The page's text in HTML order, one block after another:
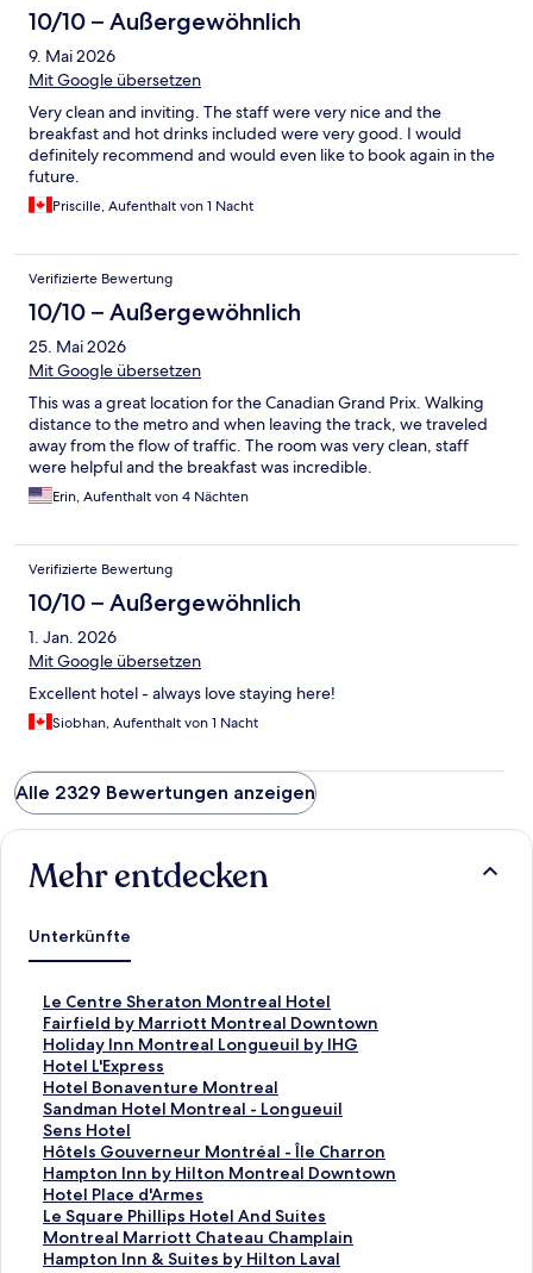
10/10 – Außergewöhnlich
9. Mai 2026
Mit Google übersetzen
Very clean and inviting. The staff were very nice and the
breakfast and hot drinks included were very good. I would
definitely recommend and would even like to book again in the
future.
Priscille, Aufenthalt von 1 Nacht
Verifizierte Bewertung
10/10 – Außergewöhnlich
25. Mai 2026
Mit Google übersetzen
This was a great location for the Canadian Grand Prix. Walking
distance to the metro and when leaving the track, we traveled
away from the flow of traffic. The room was very clean, staff
were helpful and the breakfast was incredible.
Erin, Aufenthalt von 4 Nächten
Verifizierte Bewertung
10/10 – Außergewöhnlich
1. Jan. 2026
Mit Google übersetzen
Excellent hotel - always love staying here!
Siobhan, Aufenthalt von 1 Nacht
Alle 2329 Bewertungen anzeigen
Mehr entdecken
Unterkünfte
Le Centre Sheraton Montreal Hotel
L
i
n
k
,
d
e
r
d
i
e
f
o
Fairfield by Marriott Montreal Downtown
L
i
n
k
,
d
e
r
d
i
e
f
Holiday Inn Montreal Longueuil by IHG
L
i
n
k
,
d
e
r
d
i
e
Hotel L'Express
L
i
n
k
,
d
e
r
d
i
Hotel Bonaventure Montreal
L
i
n
k
,
d
e
r
d
Sandman Hotel Montreal - Longueuil
L
i
n
k
,
d
e
r
Sens Hotel
L
i
n
k
,
d
e
Hôtels Gouverneur Montréal - Île Charron
L
i
n
k
,
d
Hampton Inn by Hilton Montreal Downtown
L
i
n
k
,
Hotel Place d'Armes
L
i
n
k
Le Square Phillips Hotel And Suites
L
i
n
Montreal Marriott Chateau Champlain
L
iHampton Inn & Suites by Hilton Laval
L